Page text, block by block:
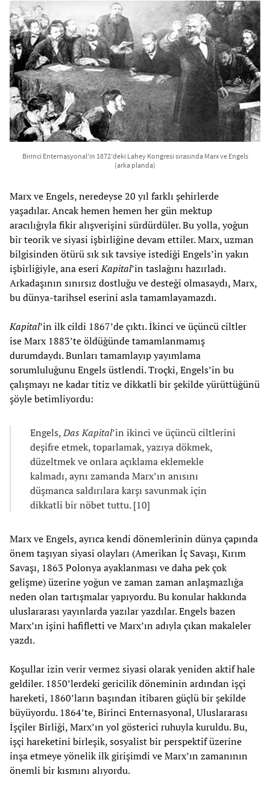
Birinci Enternasyonal’in 1872’deki Lahey Kongresi sırasında Marx ve Engels
(arka planda)
Marx ve Engels, neredeyse 20 yıl farklı şehirlerde
yaşadılar. Ancak hemen hemen her gün mektup
aracılığıyla fikir alışverişini sürdürdüler. Bu yolla, yoğun
bir teorik ve siyasi işbirliğine devam ettiler. Marx, uzman
bilgisinden ötürü sık sık tavsiye istediği Engels’in yakın
işbirliğiyle, ana eseriKapital’in taslağını hazırladı.
Arkadaşının sınırsız dostluğu ve desteği olmasaydı, Marx,
bu dünya-tarihsel eserini asla tamamlayamazdı.
Kapital’in ilk cildi 1867’de çıktı. İkinci ve üçüncü ciltler
ise Marx 1883’te öldüğünde tamamlanmamış
durumdaydı. Bunları tamamlayıp yayımlama
sorumluluğunu Engels üstlendi. Troçki, Engels’in bu
çalışmayı ne kadar titiz ve dikkatli bir şekilde yürüttüğünü
şöyle betimliyordu:
Engels,Das Kapital’in ikinci ve üçüncü ciltlerini
deşifre etmek, toparlamak, yazıya dökmek,
düzeltmek ve onlara açıklama eklemekle
kalmadı, aynı zamanda Marx’ın anısını
düşmanca saldırılara karşı savunmak için
dikkatli bir nöbet tuttu. [10]
Marx ve Engels, ayrıca kendi dönemlerinin dünya çapında
önem taşıyan siyasi olayları (Amerikan İç Savaşı, Kırım
Savaşı, 1863 Polonya ayaklanması ve daha pek çok
gelişme) üzerine yoğun ve zaman zaman anlaşmazlığa
neden olan tartışmalar yapıyordu. Bu konular hakkında
uluslararası yayınlarda yazılar yazdılar. Engels bazen
Marx’ın işini hafifletti ve Marx’ın adıyla çıkan makaleler
yazdı.
Koşullar izin verir vermez siyasi olarak yeniden aktif hale
geldiler. 1850’lerdeki gericilik döneminin ardından işçi
hareketi, 1860’ların başından itibaren güçlü bir şekilde
büyüyordu. 1864’te, Birinci Enternasyonal, Uluslararası
İşçiler Birliği, Marx’ın yol gösterici ruhuyla kuruldu. Bu,
işçi hareketini birleşik, sosyalist bir perspektif üzerine
inşa etmeye yönelik ilk girişimdi ve Marx’ın zamanının
önemli bir kısmını alıyordu.